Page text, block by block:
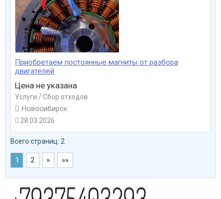
Приобретаем постоянные магниты от разбора
двигателей
Цена не указана
Услуги / Сбор отходов
 Новосибирск
 28.03.2026
Всего страниц: 2
1 2 » »»